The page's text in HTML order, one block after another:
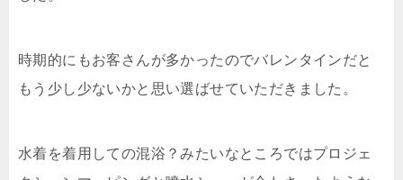
時期的にもお客さんが多かったのでバレンタインだと
もう少し少ないかと思い選ばせていただきました。
水着を着用しての混浴？みたいなところではプロジェ